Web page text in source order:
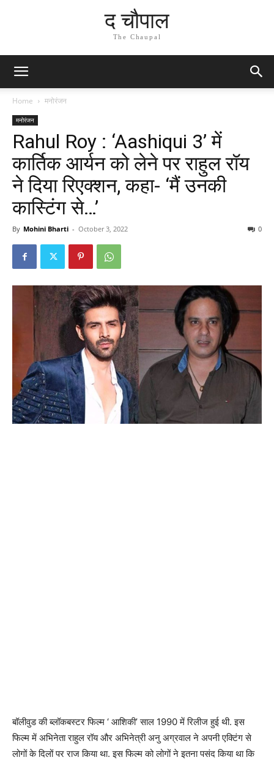
द चौपाल
The Chaupal
Home मनोरंजन
मनोरंजन
Rahul Roy : ‘Aashiqui 3’ में
कार्तिक आर्यन को लेने पर राहुल रॉय
ने दिया रिएक्शन, कहा- ‘मैं उनकी
कास्टिंग से…’
By Mohini Bharti - October 3, 2022 0
बॉलीवुड की ब्लॉकबस्टर फिल्म ‘ आशिकी’ साल 1990 में रिलीज हुई थी. इस
फिल्म में अभिनेता राहुल रॉय और अभिनेत्री अनु अग्रवाल ने अपनी एक्टिंग से
लोगों के दिलों पर राज किया था. इस फिल्म को लोगों ने इतना पसंद किया था कि